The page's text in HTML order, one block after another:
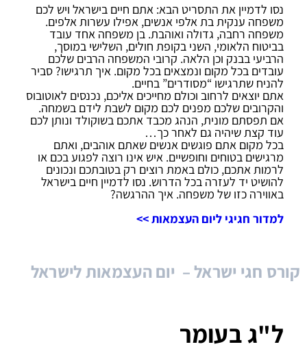
נסו לדמיין את התסריט הבא: אתם חיים בישראל ויש לכם
משפחה ענקית בת אלפי אנשים, אפילו עשרות אלפים.
משפחה רחבה, גדולה ואוהבת. בן משפחה אחד עובד
בביטוח הלאומי, השני בקופת חולים, השלישי במוסך,
הרביעי בבנק וכן הלאה. קרובי המשפחה הרבים שלכם
עובדים בכל מקום ונמצאים בכל מקום. איך תרגישו? סביר
להניח שתרגישו “מסודרים” בחיים.
אתם יוצאים לרחוב וכולם מחייכים אליכם, נכנסים לאוטובוס
והקרובים שלכם מפנים לכם מקום לשבת לידם בשמחה.
אם תפסתם מונית, הנהג מכבד אתכם בשוקולד ונותן לכם
עוד קצת שיהיה גם לאחר כך…
בכל מקום אתם פוגשים אנשים שאתם אוהבים, ואתם
מרגישים בטוחים וחופשיים. איש אינו רוצה לפגוע בכם או
לרמות אתכם, כולם באמת רוצים רק בטובתכם ונכונים
להושיט יד לעזרה בכל הדרוש. נסו לדמיין חיים בישראל
באווירה כזו של משפחה. איך ההרגשה?
למדור חגיגי ליום העצמאות >>
קורס חגי ישראל – יום העצמאות לישראל
ל"ג בעומר